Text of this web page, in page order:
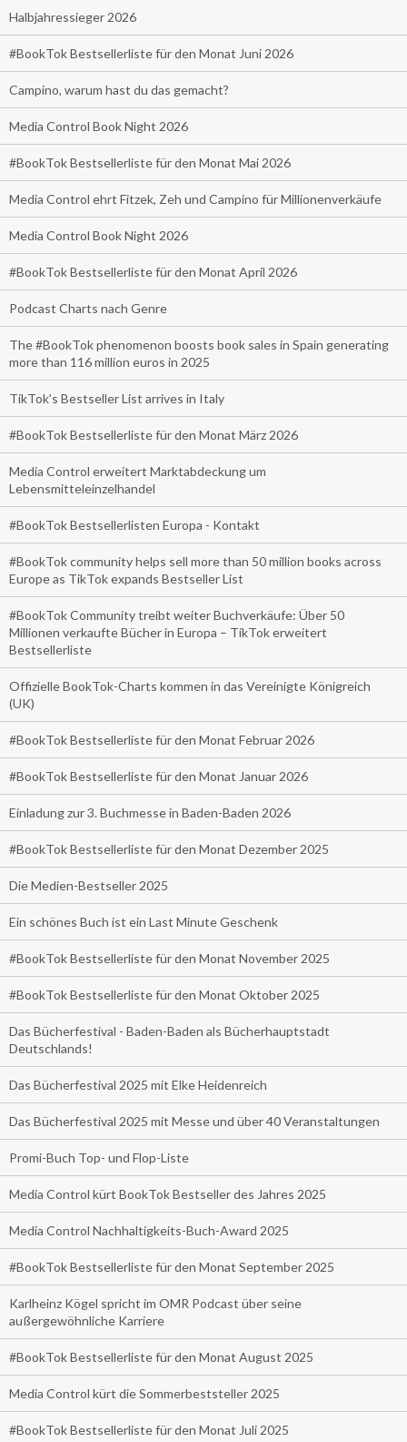
Halbjahressieger 2026
#BookTok Bestsellerliste für den Monat Juni 2026
Campino, warum hast du das gemacht?
Media Control Book Night 2026
#BookTok Bestsellerliste für den Monat Mai 2026
Media Control ehrt Fitzek, Zeh und Campino für Millionenverkäufe
Media Control Book Night 2026
#BookTok Bestsellerliste für den Monat April 2026
Podcast Charts nach Genre
The #BookTok phenomenon boosts book sales in Spain generating
more than 116 million euros in 2025
TikTok’s Bestseller List arrives in Italy
#BookTok Bestsellerliste für den Monat März 2026
Media Control erweitert Marktabdeckung um
Lebensmitteleinzelhandel
#BookTok Bestsellerlisten Europa - Kontakt
#BookTok community helps sell more than 50 million books across
Europe as TikTok expands Bestseller List
#BookTok Community treibt weiter Buchverkäufe: Über 50
Millionen verkaufte Bücher in Europa – TikTok erweitert
Bestsellerliste
Offizielle BookTok-Charts kommen in das Vereinigte Königreich
(UK)
#BookTok Bestsellerliste für den Monat Februar 2026
#BookTok Bestsellerliste für den Monat Januar 2026
Einladung zur 3. Buchmesse in Baden-Baden 2026
#BookTok Bestsellerliste für den Monat Dezember 2025
Die Medien-Bestseller 2025
Ein schönes Buch ist ein Last Minute Geschenk
#BookTok Bestsellerliste für den Monat November 2025
#BookTok Bestsellerliste für den Monat Oktober 2025
Das Bücherfestival - Baden-Baden als Bücherhauptstadt
Deutschlands!
Das Bücherfestival 2025 mit Elke Heidenreich
Das Bücherfestival 2025 mit Messe und über 40 Veranstaltungen
Promi-Buch Top- und Flop-Liste
Media Control kürt BookTok Bestseller des Jahres 2025
Media Control Nachhaltigkeits-Buch-Award 2025
#BookTok Bestsellerliste für den Monat September 2025
Karlheinz Kögel spricht im OMR Podcast über seine
außergewöhnliche Karriere
#BookTok Bestsellerliste für den Monat August 2025
Media Control kürt die Sommerbeststeller 2025
#BookTok Bestsellerliste für den Monat Juli 2025